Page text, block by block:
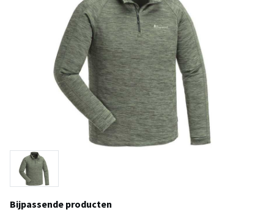
Bijpassende producten